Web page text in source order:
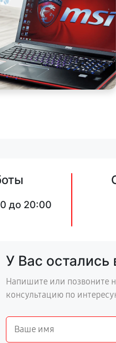
до 20:00
У Вас остались
Напишите или позвоните
консультацию по